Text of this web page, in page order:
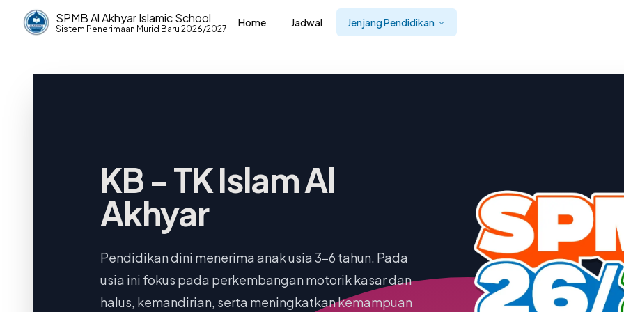
SPMB Al Akhyar Islamic School
Sistem Penerimaan Murid Baru 2026/2027
Home Jadwal Jenjang Pendidikan
KB - TK Islam Al
Akhyar
Pendidikan dini menerima anak usia 3-6 tahun. Pada
usia ini fokus pada perkembangan motorik kasar dan
halus, kemandirian, serta meningkatkan kemampuan